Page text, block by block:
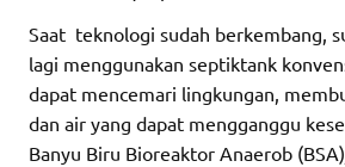
Saat teknologi sudah berkembang,
lagi menggunakan septiktank
dapat mencemari lingkungan,
dan air yang dapat mengganggu
Banyu Biru Bioreaktor Anaerob